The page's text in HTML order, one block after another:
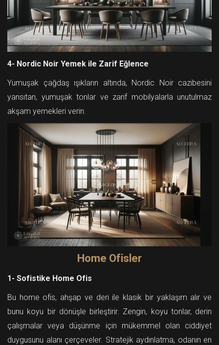
4- Nordic Noir Yemek ile Zarif Eğlence
Yumuşak çağdaş ışıkların altında, Nordic Noir cazibesini
yansıtan, yumuşak tonlar ve zarif mobilyalarla unutulmaz
akşam yemekleri verin.
Home Ofisler
1- Sofistike Home Ofis
Bu home ofis, ahşap ve deri ile klasik bir yaklaşım alır ve
bunu koyu bir dönüşle birleştirir. Zengin, koyu tonlar, derin
çalışmalar veya düşünme için mükemmel olan ciddiyet
duygusunu alanı çerçeveler. Stratejik aydınlatma, odanın en